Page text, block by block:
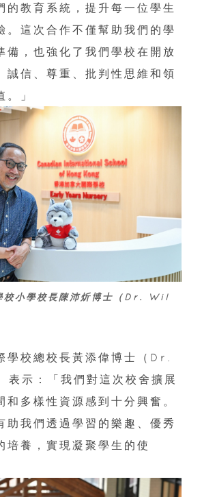
的教育系統，提升每一位學生
。這次合作不僅幫助我們的學
備，也強化了我們學校在開放
誠信、尊重、批判性思維和領
。」
校小學校長陳沛炘博士（Dr. Wil
學校總校長黃添偉博士（Dr.
示：「我們對這次校舍擴展
和多樣性資源感到十分興奮。
助我們透過學習的樂趣、優秀
培養，實現凝聚學生的使